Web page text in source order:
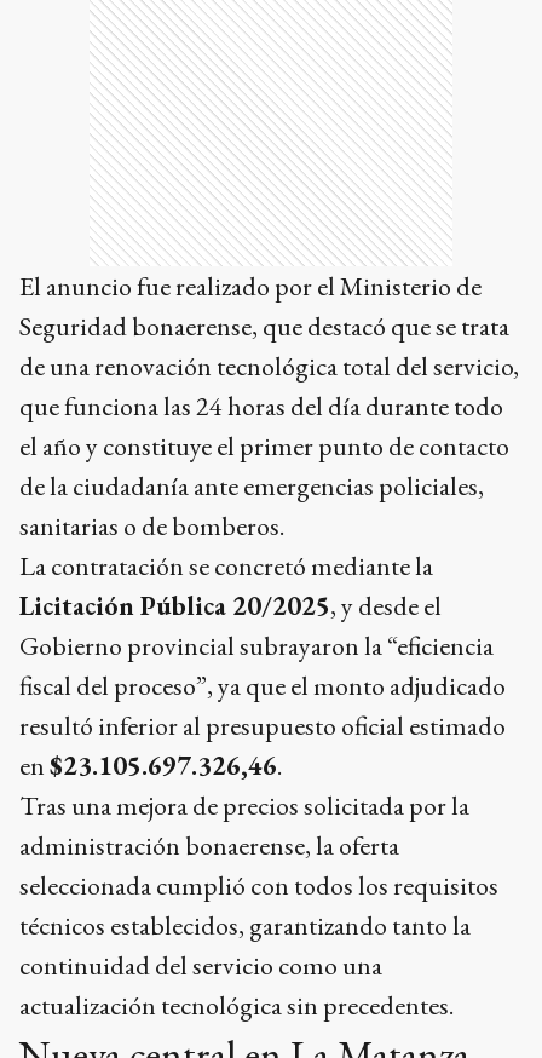
El anuncio fue realizado por el Ministerio de
Seguridad bonaerense, que destacó que se trata
de una renovación tecnológica total del servicio,
que funciona las 24 horas del día durante todo
el año y constituye el primer punto de contacto
de la ciudadanía ante emergencias policiales,
sanitarias o de bomberos.
La contratación se concretó mediante la
Licitación Pública 20/2025, y desde el
Gobierno provincial subrayaron la “eficiencia
fiscal del proceso”, ya que el monto adjudicado
resultó inferior al presupuesto oficial estimado
en$23.105.697.326,46.
Tras una mejora de precios solicitada por la
administración bonaerense, la oferta
seleccionada cumplió con todos los requisitos
técnicos establecidos, garantizando tanto la
continuidad del servicio como una
actualización tecnológica sin precedentes.